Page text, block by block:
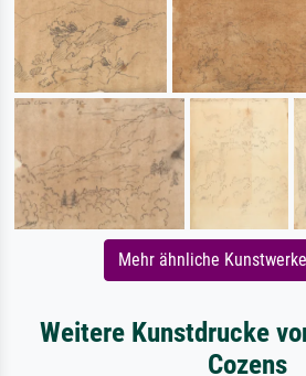
Mehr ähnliche
Weitere Kunstdrucke
Cozens